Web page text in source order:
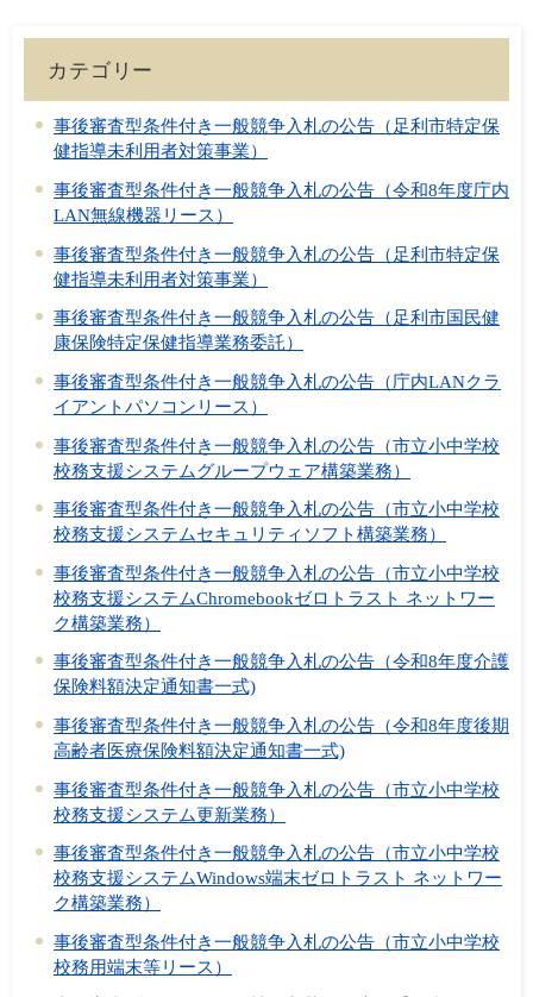
カテゴリー
事後審査型条件付き一般競争入札の公告（足利市特定保
健指導未利用者対策事業）
事後審査型条件付き一般競争入札の公告（令和8年度庁内
LAN無線機器リース）
事後審査型条件付き一般競争入札の公告（足利市特定保
健指導未利用者対策事業）
事後審査型条件付き一般競争入札の公告（足利市国民健
康保険特定保健指導業務委託）
事後審査型条件付き一般競争入札の公告（庁内LANクラ
イアントパソコンリース）
事後審査型条件付き一般競争入札の公告（市立小中学校
校務支援システムグループウェア構築業務）
事後審査型条件付き一般競争入札の公告（市立小中学校
校務支援システムセキュリティソフト構築業務）
事後審査型条件付き一般競争入札の公告（市立小中学校
校務支援システムChromebookゼロトラスト ネットワー
ク構築業務）
事後審査型条件付き一般競争入札の公告（令和8年度介護
保険料額決定通知書一式)
事後審査型条件付き一般競争入札の公告（令和8年度後期
高齢者医療保険料額決定通知書一式)
事後審査型条件付き一般競争入札の公告（市立小中学校
校務支援システム更新業務）
事後審査型条件付き一般競争入札の公告（市立小中学校
校務支援システムWindows端末ゼロトラスト ネットワー
ク構築業務）
事後審査型条件付き一般競争入札の公告（市立小中学校
校務用端末等リース）